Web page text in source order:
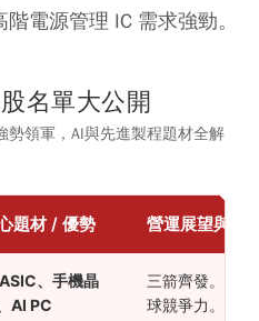
電源管理 IC 需求強勁。
名單大公開
勢領軍，AI與先進製程題材全解
題材 / 優勢 營運展望與市
、手機晶
AI PC
三箭齊發。已
球競爭力。